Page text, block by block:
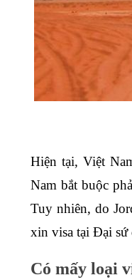
Hiện tại, Việt
Nam bắt buộc
Tuy nhiên, do
xin visa tại Đại sứ
Có mấy loại